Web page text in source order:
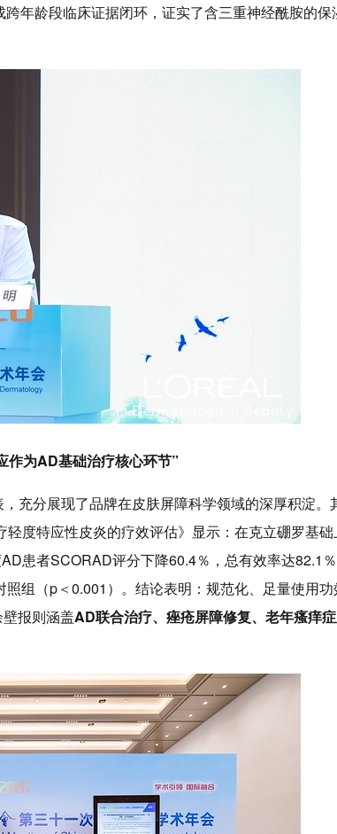
年龄段临床证据闭环，证实了含三重神经酰胺的保
作为AD基础治疗核心环节”
充分展现了品牌在皮肤屏障科学领域的深厚积淀。
度特应性皮炎的疗效评估》显示：在克立硼罗基础
患者SCORAD评分下降60.4％，总有效率达82.1％
组（p＜0.001）。结论表明：规范化、足量使用功
报则涵盖AD联合治疗、痤疮屏障修复、老年瘙痒